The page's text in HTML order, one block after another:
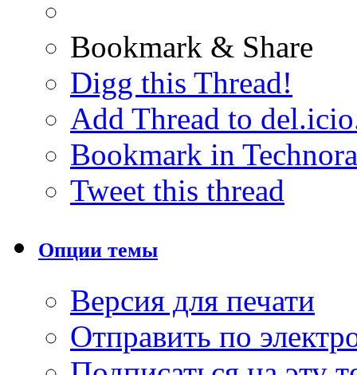
Bookmark & Share
Digg this Thread!
Add Thread to
Bookmark in
Tweet this thread
Опции темы
Версия для печати
Отправить по